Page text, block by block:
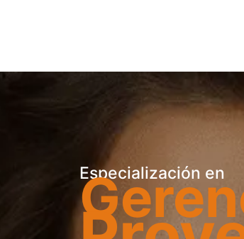
Especialización en